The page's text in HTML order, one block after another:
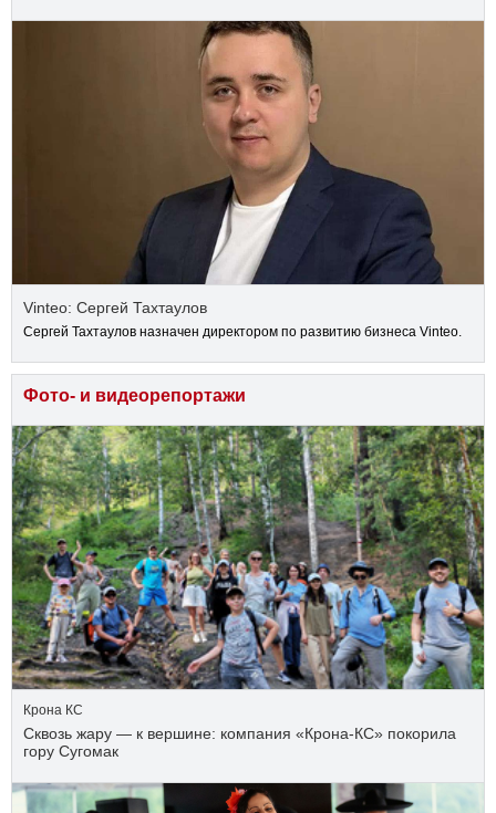
Vinteo: Сергей Тахтаулов
Сергей Тахтаулов назначен директором по развитию бизнеса Vinteo.
Фото- и видеорепортажи
Крона КС
Сквозь жару — к вершине: компания «Крона‑КС» покорила
гору Сугомак